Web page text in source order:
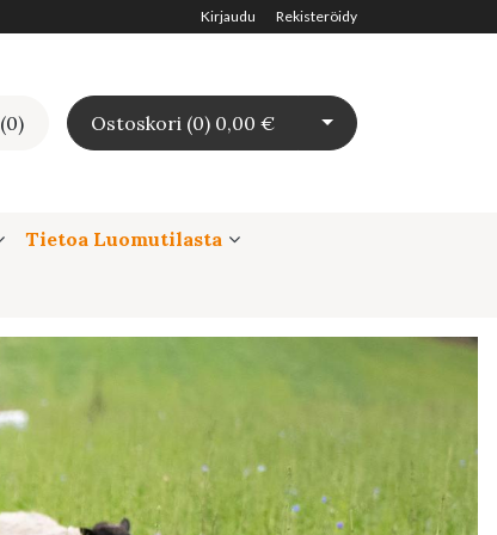
Kirjaudu Rekisteröidy
(0) Ostoskori (0) 0,00 € Avaa ostoskori
Tietoa Luomutilasta